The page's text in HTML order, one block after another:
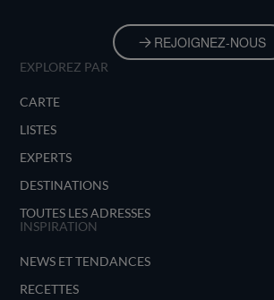
REJOIGNEZ-NOUS
EXPLOREZ PAR
CARTE
LISTES
EXPERTS
DESTINATIONS
TOUTES LES ADRESSES
INSPIRATION
NEWS ET TENDANCES
RECETTES